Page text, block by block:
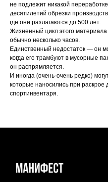
не подлежит никакой
десятилетий обрезки
где они разлагаются до 500 лет.
Жизненный цикл этого
обычно несколько часов.
Единственный недостаток — он
когда его трамбуют в мусорные
он распрямляется.
И иногда (очень-очень редко)
которые наносились при раскрое
спортинвентаря.